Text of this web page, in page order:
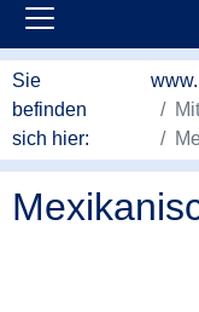
Sie
befinden
sich hier: